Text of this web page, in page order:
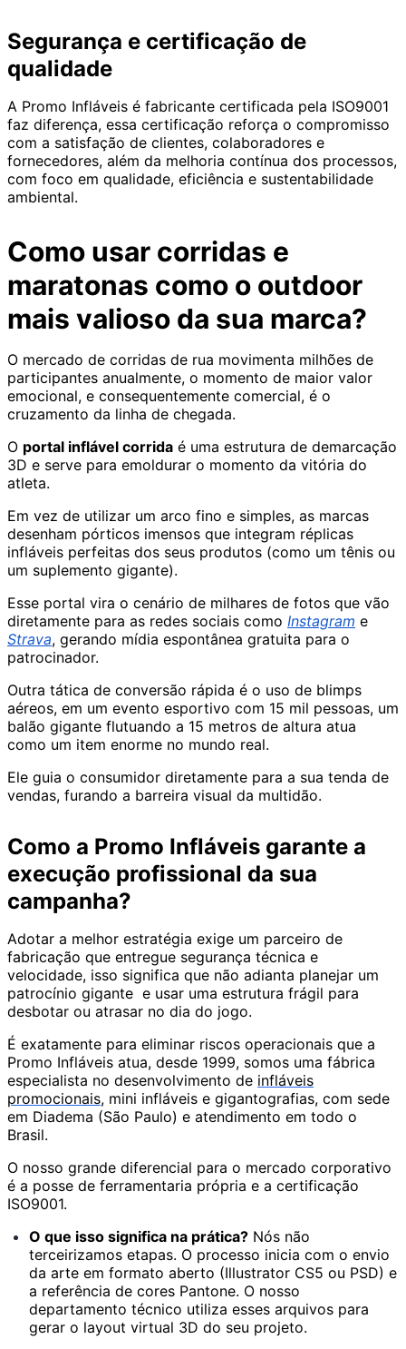
Segurança e certificação de
qualidade
A Promo Infláveis é fabricante certificada pela ISO9001
faz diferença, essa certificação reforça o compromisso
com a satisfação de clientes, colaboradores e
fornecedores, além da melhoria contínua dos processos,
com foco em qualidade, eficiência e sustentabilidade
ambiental.
Como usar corridas e
maratonas como o outdoor
mais valioso da sua marca?
O mercado de corridas de rua movimenta milhões de
participantes anualmente, o momento de maior valor
emocional, e consequentemente comercial, é o
cruzamento da linha de chegada.
O portal inflável corrida é uma estrutura de demarcação
3D e serve para emoldurar o momento da vitória do
atleta.
Em vez de utilizar um arco fino e simples, as marcas
desenham pórticos imensos que integram réplicas
infláveis perfeitas dos seus produtos (como um tênis ou
um suplemento gigante).
Esse portal vira o cenário de milhares de fotos que vão
diretamente para as redes sociais como Instagram e
Strava, gerando mídia espontânea gratuita para o
patrocinador.
Outra tática de conversão rápida é o uso de blimps
aéreos, em um evento esportivo com 15 mil pessoas, um
balão gigante flutuando a 15 metros de altura atua
como um item enorme no mundo real.
Ele guia o consumidor diretamente para a sua tenda de
vendas, furando a barreira visual da multidão.
Como a Promo Infláveis garante a
execução profissional da sua
campanha?
Adotar a melhor estratégia exige um parceiro de
fabricação que entregue segurança técnica e
velocidade, isso significa que não adianta planejar um
patrocínio gigante e usar uma estrutura frágil para
desbotar ou atrasar no dia do jogo.
É exatamente para eliminar riscos operacionais que a
Promo Infláveis atua, desde 1999, somos uma fábrica
especialista no desenvolvimento de infláveis
promocionais, mini infláveis e gigantografias, com sede
em Diadema (São Paulo) e atendimento em todo o
Brasil.
O nosso grande diferencial para o mercado corporativo
é a posse de ferramentaria própria e a certificação
ISO9001.
O que isso significa na prática? Nós não
terceirizamos etapas. O processo inicia com o envio
da arte em formato aberto (Illustrator CS5 ou PSD) e
a referência de cores Pantone. O nosso
departamento técnico utiliza esses arquivos para
gerar o layout virtual 3D do seu projeto.